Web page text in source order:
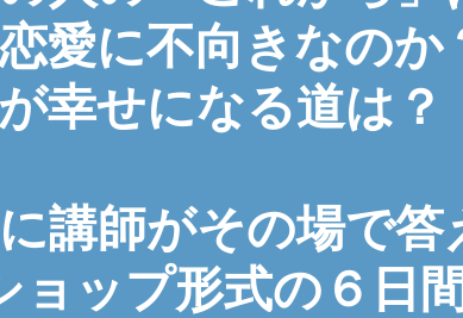
愛に不向きなのか
幸せになる道は？
講師がその場で答
ョップ形式の６日